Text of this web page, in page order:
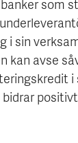
som
i sin
kan avse
i